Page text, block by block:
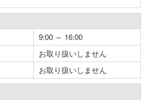
9:00 ～ 16:00
お取り扱いしません
お取り扱いしません